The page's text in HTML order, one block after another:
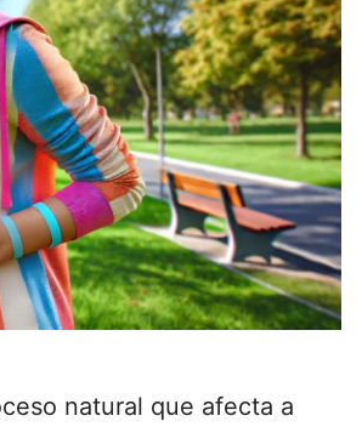
natural que afecta a